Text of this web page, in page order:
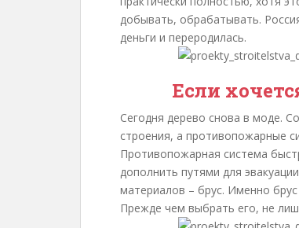
добывать, обрабатывать.
деньги и переродилась.
Если
Сегодня дерево снова в моде.
строения, а противопожарные
Противопожарная система
дополнить путями для
материалов – брус. Именно
Прежде чем выбрать его, не